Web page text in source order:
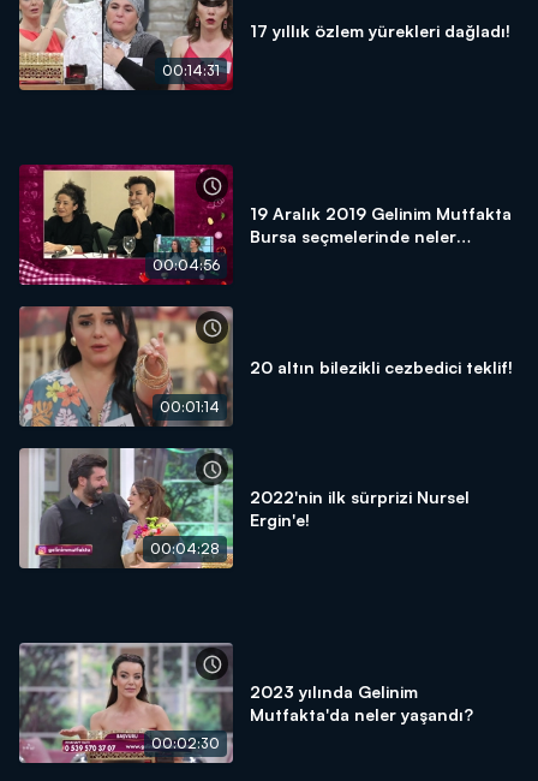
00:14:31
17 yıllık özlem yürekleri dağladı!
00:04:56
19 Aralık 2019 Gelinim Mutfakta
Bursa seçmelerinde neler
00:01:14
20 altın bilezikli cezbedici teklif!
00:04:28
2022'nin ilk sürprizi Nursel
Ergin'e!
00:02:30
2023 yılında Gelinim
Mutfakta'da neler yaşandı?